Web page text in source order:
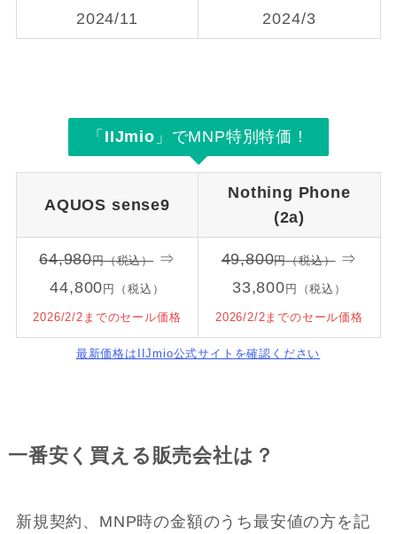
2024/11 2024/3
「 IIJmio 」でMNP特別特価！
AQUOS sense9
Nothing Phone
(2a)
64,980円（税込） ⇒
44,800 円（税込）
2026/2/2までのセール価格
49,800円（税込）⇒
33,800 円（税込）
2026/2/2までのセール価格
最新価格はIIJmio公式サイトを確認ください
一番安く買える販売会社は？
新規契約、MNP時の金額のうち最安値の方を記